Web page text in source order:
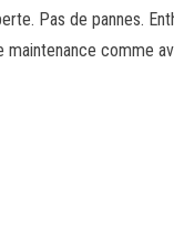
Pas de pannes.
maintenance comme